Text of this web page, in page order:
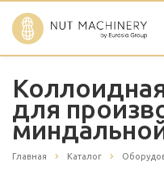
для
Главная Каталог